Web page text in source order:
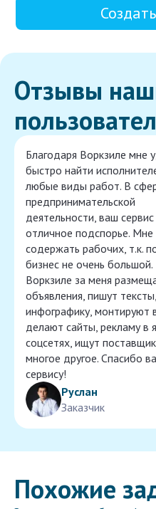
Отзывы
Благодаря Воркзиле мне
быстро найти
любые виды работ. В
предпринимательской
деятельности, ваш сервис
отличное подспорье.
содержать рабочих, т.к.
бизнес не очень
Воркзиле за меня
объявления, пишут
инфографику, монтируют
делают сайты, рекламу в
соцсетях, ищут
многое другое. Спасибо
сервису!
Руслан
Заказчик
Похожие